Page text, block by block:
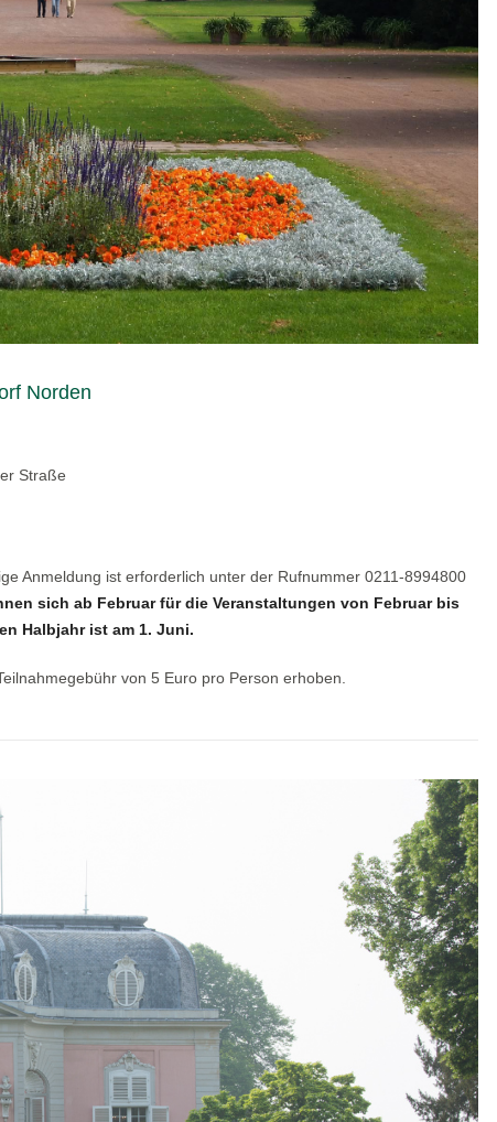
Norden
Straße
Anmeldung ist erforderlich unter der Rufnummer 0211-8994800
sich ab Februar für die Veranstaltungen von Februar bis
Halbjahr ist am 1. Juni.
von 5 Euro pro Person erhoben.